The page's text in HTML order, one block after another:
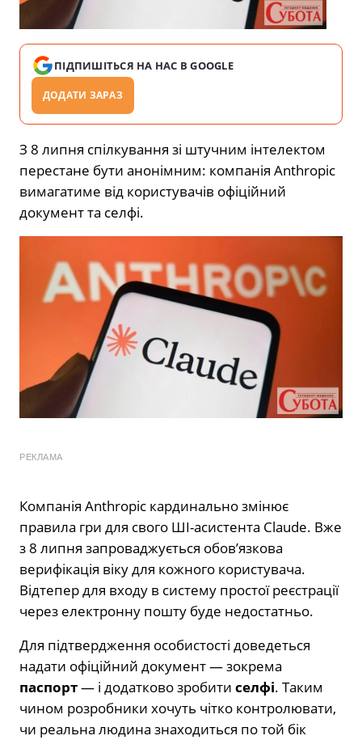
ПІДПИШІТЬСЯ НА НАС В GOOGLE
ДОДАТИ ЗАРАЗ
З 8 липня спілкування зі штучним інтелектом
перестане бути анонімним: компанія Anthropic
вимагатиме від користувачів офіційний
документ та селфі.
РЕКЛАМА
Компанія Anthropic кардинально змінює
правила гри для свого ШІ-асистента Claude. Вже
з 8 липня запроваджується обов’язкова
верифікація віку для кожного користувача.
Відтепер для входу в систему простої реєстрації
через електронну пошту буде недостатньо.
Для підтвердження особистості доведеться
надати офіційний документ — зокрема
паспорт— і додатково зробити селфі. Таким
чином розробники хочуть чітко контролювати,
чи реальна людина знаходиться по той бік